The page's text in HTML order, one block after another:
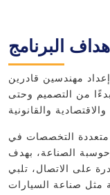
البرنامج
مهندسين قادرين
من التصميم وحتى
متعددة التخصصات في
وحوسبة الصناعة، بهدف
على الاتصال، تلبي
مثل صناعة السيارات